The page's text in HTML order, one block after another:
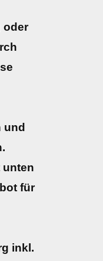
oder
und
unten
für
inkl.